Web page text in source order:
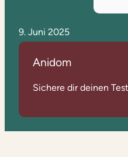
9. Juni 2025
Anidom
Sichere dir deinen